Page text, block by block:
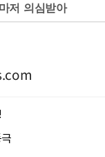
저 의심받아